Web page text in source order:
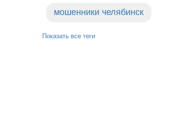
мошенники челябинск
Показать все теги